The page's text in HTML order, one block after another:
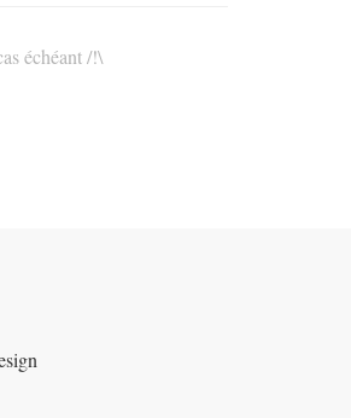
échéant /!\